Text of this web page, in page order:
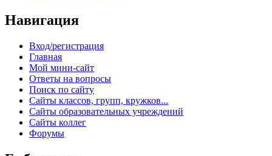
Навигация
Вход/регистрация
Главная
Мой мини-сайт
Ответы на вопросы
Поиск по сайту
Сайты классов, групп, кружков...
Сайты образовательных учреждений
Сайты коллег
Форумы